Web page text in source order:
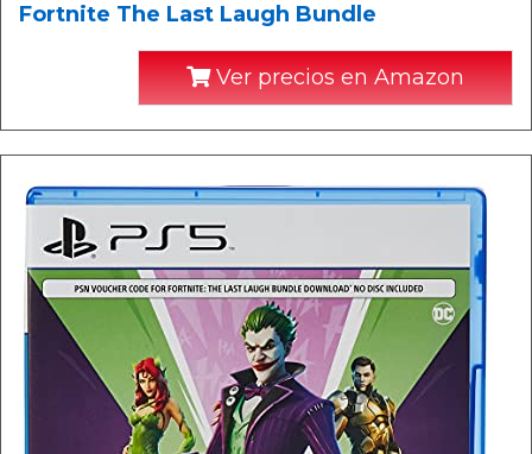
Fortnite The Last Laugh Bundle
Ver precios en Amazon